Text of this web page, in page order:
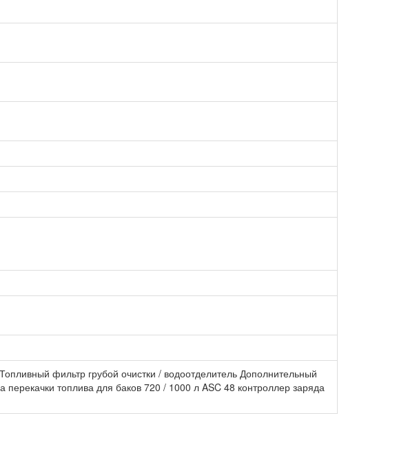
фильтр грубой очистки / водоотделитель Дополнительный
топлива для баков 720 / 1000 л ASC 48 контроллер заряда